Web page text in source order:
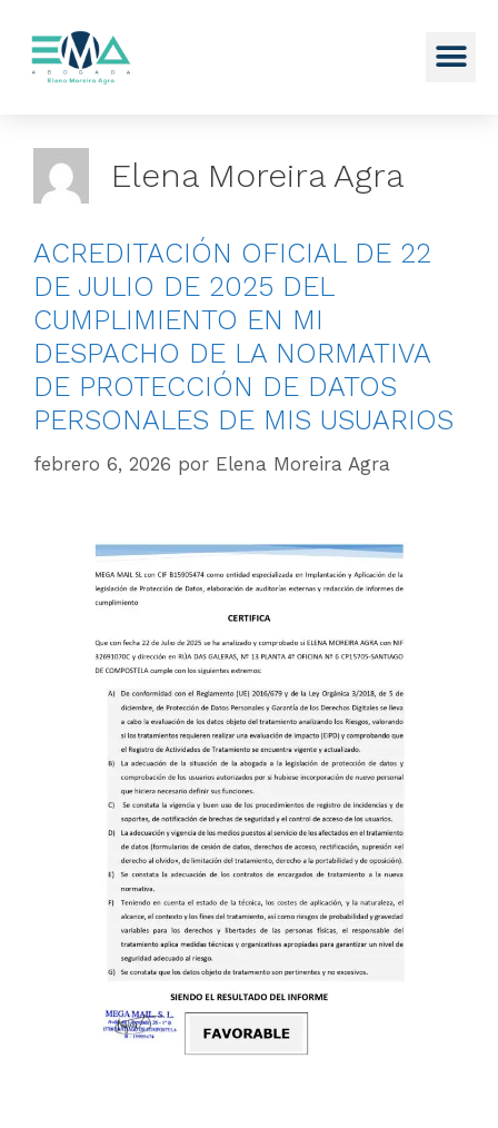
Elena Moreira Agra
ACREDITACIÓN OFICIAL DE 22
DE JULIO DE 2025 DEL
CUMPLIMIENTO EN MI
DESPACHO DE LA NORMATIVA
DE PROTECCIÓN DE DATOS
PERSONALES DE MIS USUARIOS
febrero 6, 2026 por Elena Moreira Agra